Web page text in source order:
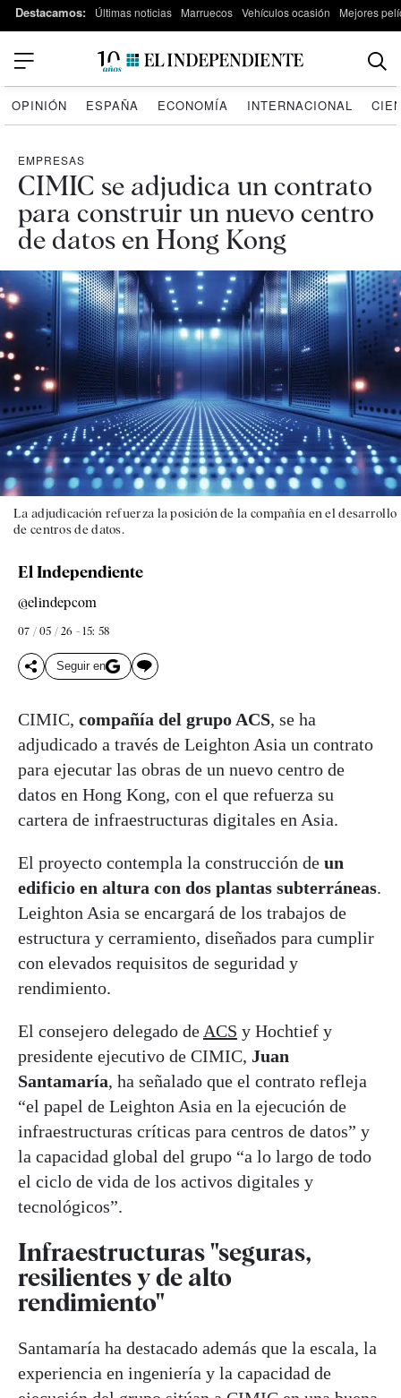
Destacamos: Últimas noticias Marruecos Vehículos ocasión Mejores
OPINIÓN ESPAÑA ECONOMÍA INTERNACIONAL
EMPRESAS
CIMIC se adjudica un contrato
para construir un nuevo centro
de datos en Hong Kong
La adjudicación refuerza la posición de la compañía en el desarrollo
de centros de datos.
El Independiente
@elindepcom
07 / 05 / 26 - 15: 58
Seguir en
CIMIC, compañía del grupo ACS, se ha
adjudicado a través de Leighton Asia un contrato
para ejecutar las obras de un nuevo centro de
datos en Hong Kong, con el que refuerza su
cartera de infraestructuras digitales en Asia.
El proyecto contempla la construcción de un
edificio en altura con dos plantas subterráneas.
Leighton Asia se encargará de los trabajos de
estructura y cerramiento, diseñados para cumplir
con elevados requisitos de seguridad y
rendimiento.
El consejero delegado de ACS y Hochtief y
presidente ejecutivo de CIMIC, Juan
Santamaría, ha señalado que el contrato refleja
“el papel de Leighton Asia en la ejecución de
infraestructuras críticas para centros de datos” y
la capacidad global del grupo “a lo largo de todo
el ciclo de vida de los activos digitales y
tecnológicos”.
Infraestructuras "seguras,
resilientes y de alto
rendimiento"
Santamaría ha destacado además que la escala, la
experiencia en ingeniería y la capacidad de